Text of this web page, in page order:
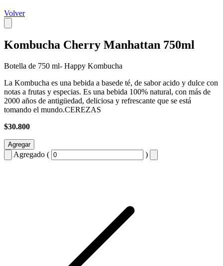
Volver
Kombucha Cherry Manhattan 750ml
Botella de 750 ml- Happy Kombucha
La Kombucha es una bebida a basede té, de sabor acido y dulce con
notas a frutas y especias. Es una bebida 100% natural, con más de
2000 años de antigüedad, deliciosa y refrescante que se está
tomando el mundo.CEREZAS
$30.800
Agregar
Agregado ( )